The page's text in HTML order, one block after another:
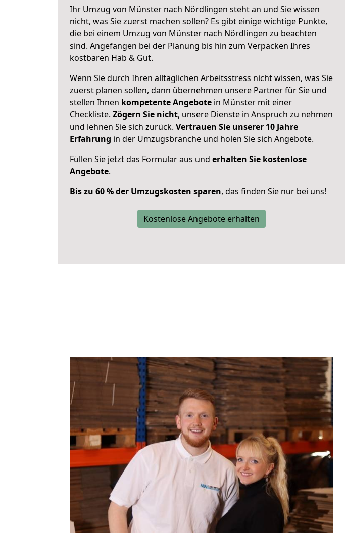
Ihr Umzug von Münster nach Nördlingen steht an und Sie wissen
nicht, was Sie zuerst machen sollen? Es gibt einige wichtige Punkte,
die bei einem Umzug von Münster nach Nördlingen zu beachten
sind. Angefangen bei der Planung bis hin zum Verpacken Ihres
kostbaren Hab & Gut.
Wenn Sie durch Ihren alltäglichen Arbeitsstress nicht wissen, was Sie
zuerst planen sollen, dann übernehmen unsere Partner für Sie und
stellen Ihnen kompetente Angebote in Münster mit einer
Checkliste. Zögern Sie nicht, unsere Dienste in Anspruch zu nehmen
und lehnen Sie sich zurück. Vertrauen Sie unserer 10 Jahre
Erfahrung in der Umzugsbranche und holen Sie sich Angebote.
Füllen Sie jetzt das Formular aus und erhalten Sie kostenlose
Angebote.
Bis zu 60 % der Umzugskosten sparen, das finden Sie nur bei uns!
Kostenlose Angebote erhalten